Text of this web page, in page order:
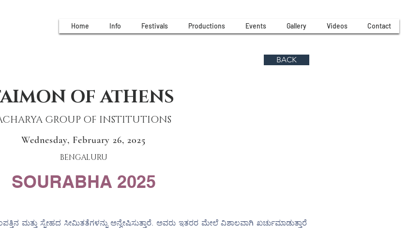
Home Info Festivals Productions Events Gallery Videos Contact
BACK
OF ATHENS
GROUP OF INSTITUTIONS
Wednesday, February 26, 2025
BENGALURU
SOURABHA 2025
ಮತ್ತು ಸ್ನೇಹದ ಸೀಮಿತತೆಗಳನ್ನು ಅನ್ವೇಷಿಸುತ್ತಾರೆ. ಅವರು ಇತರರ ಮೇಲೆ ವಿಶಾಲವಾಗಿ ಖರ್ಚುಮಾಡುತ್ತಾರೆ